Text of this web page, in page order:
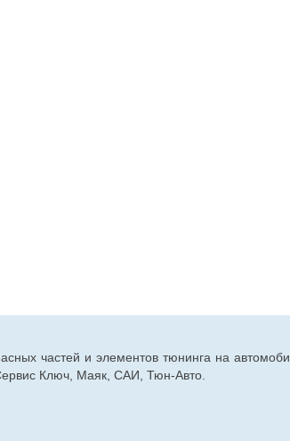
частей и элементов тюнинга на
Ключ, Маяк, САИ, Тюн-Авто.